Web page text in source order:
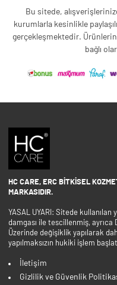
Bu sitede,
kurumlarla kesinlikle
gerçekleşmektedir.
bağlı
HC CARE, ERC BITKISEL
MARKASIDIR.
YASAL UYARI: Sitede kullanılan
damgası ile tescillenmiş, ayrıca
Üzerinde değişiklik yapılarak
yapılmaksızın hukiki işlem
İletişim
Gizlilik ve Güvenlik